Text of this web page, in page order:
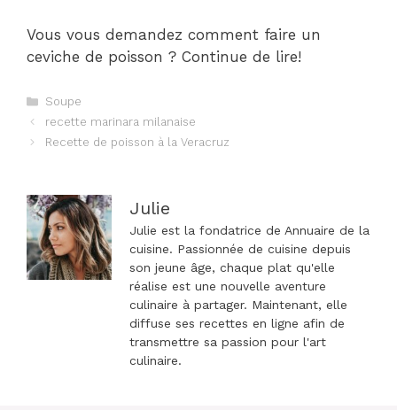
Vous vous demandez comment faire un
ceviche de poisson ? Continue de lire!
Catégories
Soupe
Navigation
recette marinara milanaise
Recette de poisson à la Veracruz
Julie
Julie est la fondatrice de Annuaire de la
cuisine. Passionnée de cuisine depuis
son jeune âge, chaque plat qu'elle
réalise est une nouvelle aventure
culinaire à partager. Maintenant, elle
diffuse ses recettes en ligne afin de
transmettre sa passion pour l'art
culinaire.